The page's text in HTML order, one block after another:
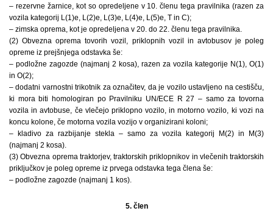
– rezervne žarnice, kot so opredeljene v 10. členu tega pravilnika (razen za
vozila kategorij L(1)e, L(2)e, L(3)e, L(4)e, L(5)e, T in C);
– zimska oprema, kot je opredeljena v 20. do 22. členu tega pravilnika.
(2) Obvezna oprema tovorih vozil, priklopnih vozil in avtobusov je poleg
opreme iz prejšnjega odstavka še:
– podložne zagozde (najmanj 2 kosa), razen za vozila kategorije N(1), O(1)
in O(2);
– dodatni varnostni trikotnik za označitev, da je vozilo ustavljeno na cestišču,
ki mora biti homologiran po Pravilniku UN/ECE R 27 – samo za tovorna
vozila in avtobuse, če vlečejo priklopno vozilo, in motorno vozilo, ki vozi na
koncu kolone, če motorna vozila vozijo v organizirani koloni;
– kladivo za razbijanje stekla – samo za vozila kategorij M(2) in M(3)
(najmanj 2 kosa).
(3) Obvezna oprema traktorjev, traktorskih priklopnikov in vlečenih traktorskih
priključkov je poleg opreme iz prvega odstavka tega člena še:
– podložne zagozde (najmanj 1 kos).
5. člen